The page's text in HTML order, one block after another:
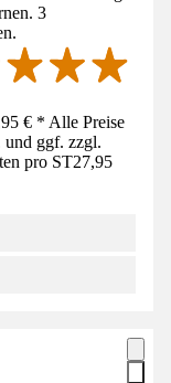
3
€ * Alle Preise
ggf. zzgl.
pro ST27,95